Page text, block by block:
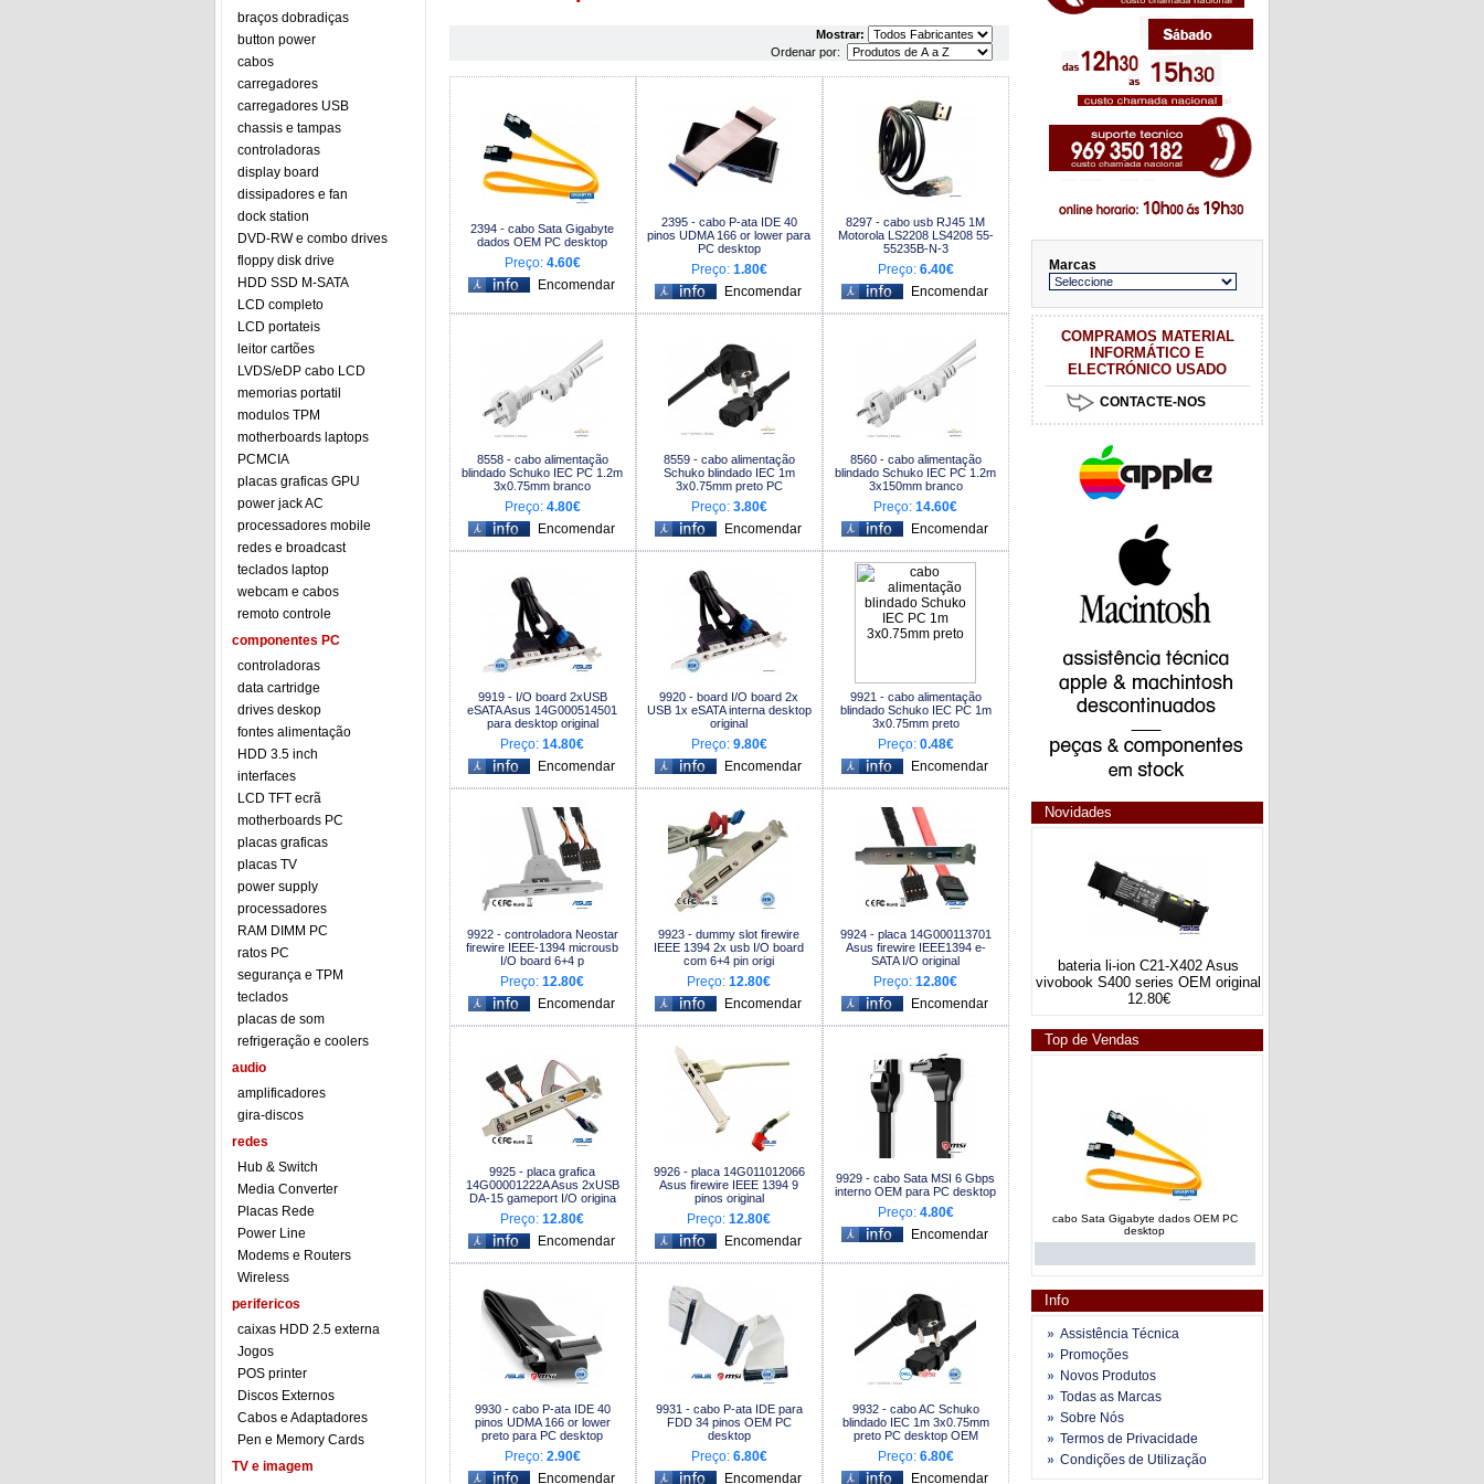
braços dobradiças
button power
cabos
carregadores
carregadores USB
chassis e tampas
controladoras
display board
dissipadores e fan
dock station
DVD-RW e combo drives
floppy disk drive
HDD SSD M-SATA
LCD completo
LCD portateis
leitor cartões
LVDS/eDP cabo LCD
memorias portatil
modulos TPM
motherboards laptops
PCMCIA
placas graficas GPU
power jack AC
processadores mobile
redes e broadcast
teclados laptop
webcam e cabos
remoto controle
componentes PC
controladoras
data cartridge
drives deskop
fontes alimentação
HDD 3.5 inch
interfaces
LCD TFT ecrã
motherboards PC
placas graficas
placas TV
power supply
processadores
RAM DIMM PC
ratos PC
segurança e TPM
teclados
placas de som
refrigeração e coolers
audio
amplificadores
gira-discos
redes
Hub & Switch
Media Converter
Placas Rede
Power Line
Modems e Routers
Wireless
perifericos
caixas HDD 2.5 externa
Jogos
POS printer
Discos Externos
Cabos e Adaptadores
Pen e Memory Cards
TV e imagem
Mostrar:
Ordenar por:
2394 - cabo Sata Gigabyte
dados OEM PC desktop
Preço: 4.60€
2395 - cabo P-ata IDE 40
pinos UDMA 166 or lower para
PC desktop
Preço: 1.80€
8297 - cabo usb RJ45 1M
Motorola LS2208 LS4208 55-
55235B-N-3
Preço: 6.40€
8558 - cabo alimentação
blindado Schuko IEC PC 1.2m
3x0.75mm branco
Preço: 4.80€
8559 - cabo alimentação
Schuko blindado IEC 1m
3x0.75mm preto PC
Preço: 3.80€
8560 - cabo alimentação
blindado Schuko IEC PC 1.2m
3x150mm branco
Preço: 14.60€
9919 - I/O board 2xUSB
eSATA Asus 14G000514501
para desktop original
Preço: 14.80€
9920 - board I/O board 2x
USB 1x eSATA interna desktop
original
Preço: 9.80€
9921 - cabo alimentação
blindado Schuko IEC PC 1m
3x0.75mm preto
Preço: 0.48€
9922 - controladora Neostar
firewire IEEE-1394 microusb
I/O board 6+4 p
Preço: 12.80€
9923 - dummy slot firewire
IEEE 1394 2x usb I/O board
com 6+4 pin origi
Preço: 12.80€
9924 - placa 14G000113701
Asus firewire IEEE1394 e-
SATA I/O original
Preço: 12.80€
9925 - placa grafica
14G00001222A Asus 2xUSB
DA-15 gameport I/O origina
Preço: 12.80€
9926 - placa 14G011012066
Asus firewire IEEE 1394 9
pinos original
Preço: 12.80€
9929 - cabo Sata MSI 6 Gbps
interno OEM para PC desktop
Preço: 4.80€
9930 - cabo P-ata IDE 40
pinos UDMA 166 or lower
preto para PC desktop
Preço: 2.90€
9931 - cabo P-ata IDE para
FDD 34 pinos OEM PC
desktop
Preço: 6.80€
9932 - cabo AC Schuko
blindado IEC 1m 3x0.75mm
preto PC desktop OEM
Preço: 6.80€
Marcas
COMPRAMOS MATERIAL
INFORMÁTICO E
ELECTRÓNICO USADO
CONTACTE-NOS
Novidades
bateria li-ion C21-X402 Asus
vivobook S400 series OEM original
12.80€
Top de Vendas
desktop
cabo alimentação Schuko blindado IEC 1m
3x0.75mm preto PC
Info
Assistência Técnica
Promoções
Novos Produtos
Todas as Marcas
Sobre Nós
Termos de Privacidade
Condições de Utilização